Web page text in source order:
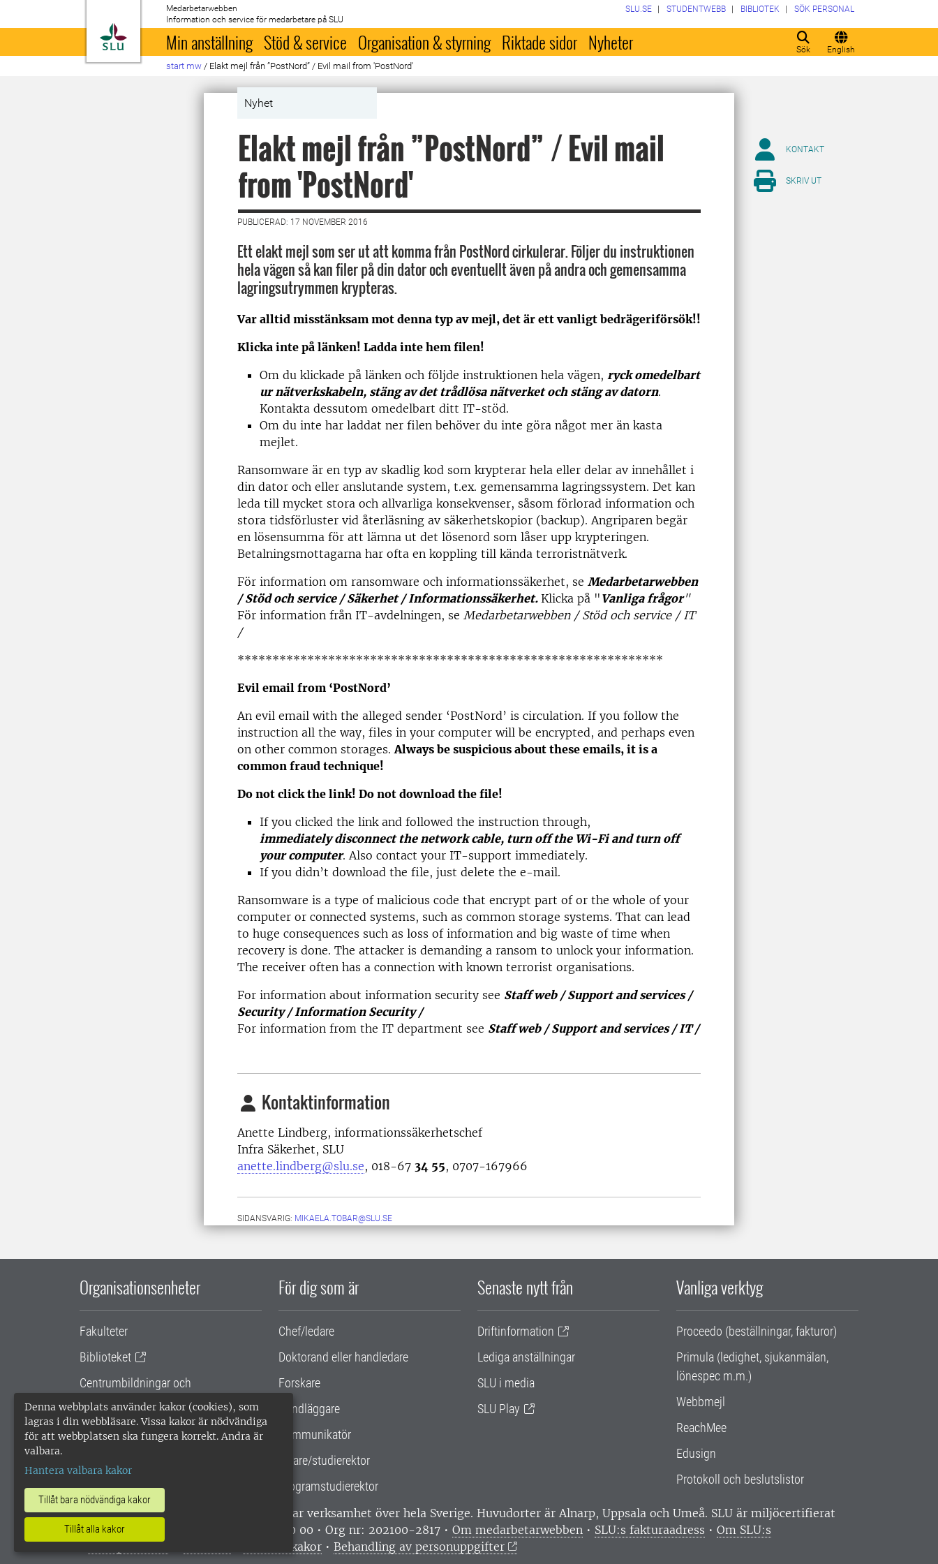
Denna webbplats använder kakor (cookies), som
lagras i din webbläsare. Vissa kakor är nödvändiga
för att webbplatsen ska fungera korrekt. Andra är
valbara.
Hantera valbara kakor
Tillåt bara nödvändiga kakor
Tillåt alla kakor
Till startsida
Medarbetarwebben
Information och service för medarbetare på SLU
Sök English
SLU.SE STUDENTWEBB BIBLIOTEK SÖK PERSONAL
Min anställning Stöd & service Organisation & styrning Riktade sidor Nyheter
start mw / Elakt mejl från ”PostNord” / Evil mail from 'PostNord'
Nyhet
Elakt mejl från ”PostNord” / Evil mail
from 'PostNord'
PUBLICERAD: 17 NOVEMBER 2016
Ett elakt mejl som ser ut att komma från PostNord cirkulerar. Följer du instruktionen
hela vägen så kan filer på din dator och eventuellt även på andra och gemensamma
lagringsutrymmen krypteras.
Var alltid misstänksam mot denna typ av mejl, det är ett vanligt bedrägeriförsök!!
Klicka inte på länken! Ladda inte hem filen!
Om du klickade på länken och följde instruktionen hela vägen, ryck omedelbart
ur nätverkskabeln, stäng av det trådlösa nätverket och stäng av datorn.
Kontakta dessutom omedelbart ditt IT-stöd.
Om du inte har laddat ner filen behöver du inte göra något mer än kasta
mejlet.
Ransomware är en typ av skadlig kod som krypterar hela eller delar av innehållet i
din dator och eller anslutande system, t.ex. gemensamma lagringssystem. Det kan
leda till mycket stora och allvarliga konsekvenser, såsom förlorad information och
stora tidsförluster vid återläsning av säkerhetskopior (backup). Angriparen begär
en lösensumma för att lämna ut det lösenord som låser upp krypteringen.
Betalningsmottagarna har ofta en koppling till kända terroristnätverk.
För information om ransomware och informationssäkerhet, se Medarbetarwebben
/ Stöd och service / Säkerhet / Informationssäkerhet. Klicka på " Vanliga frågor"
För information från IT-avdelningen, se Medarbetarwebben / Stöd och service / IT
/
*************************************************************
Evil email from ‘PostNord’
An evil email with the alleged sender ‘PostNord’ is circulation. If you follow the
instruction all the way, files in your computer will be encrypted, and perhaps even
on other common storages.Always be suspicious about these emails, it is a
common fraud technique!
Do not click the link! Do not download the file!
If you clicked the link and followed the instruction through,
immediately disconnect the network cable, turn off the Wi-Fi and turn off
your computer. Also contact your IT-support immediately.
If you didn’t download the file, just delete the e-mail.
Ransomware is a type of malicious code that encrypt part of or the whole of your
computer or connected systems, such as common storage systems. That can lead
to huge consequences such as loss of information and big waste of time when
recovery is done. The attacker is demanding a ransom to unlock your information.
The receiver often has a connection with known terrorist organisations.
For information about information security see Staff web / Support and services /
Security / Information Security /
For information from the IT department see Staff web / Support and services / IT /
Kontaktinformation
Anette Lindberg, informationssäkerhetschef
Infra Säkerhet, SLU
anette.lindberg@slu.se, 018-67 34 55, 0707-167966
SIDANSVARIG: MIKAELA.TOBAR@SLU.SE
KONTAKT
SKRIV UT
Organisationsenheter
Fakulteter
Biblioteket
Centrumbildningar och
samarbetsprojekt
Gemensamma verksamhetsstödet
För dig som är
Chef/ledare
Doktorand eller handledare
Forskare
Handläggare
Kommunikatör
Lärare/studierektor
Programstudierektor
Senaste nytt från
Driftinformation
Lediga anställningar
SLU i media
SLU Play
Vanliga verktyg
Proceedo (beställningar, fakturor)
Primula (ledighet, sjukanmälan,
lönespec m.m.)
Webbmejl
ReachMee
Edusign
Protokoll och beslutslistor
SLU, Sveriges lantbruksuniversitet, har verksamhet över hela Sverige. Huvudorter är Alnarp, Uppsala och Umeå. SLU är miljöcertifierat
enligt ISO 14001. •
Telefon: 018-67 10 00 • Org nr: 202100-2817 • Om medarbetarwebben • SLU:s fakturaadress • Om SLU:s
webbplatser
Hantera kakor •Behandling av personuppgifter